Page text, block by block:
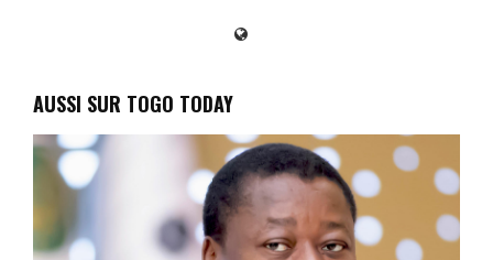
AUSSI SUR TOGO TODAY